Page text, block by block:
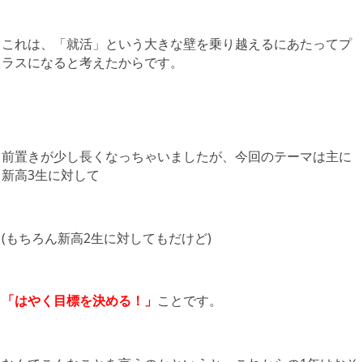
これは、「就活」という大きな壁を乗り越えるにあたってプ
ラスになると考えたからです。
前置きが少し長くなっちゃいましたが、今回のテーマは主に
新高3生に対して
(もちろん新高2生に対してもだけど)
「はやく目標を決める！」 ことです。